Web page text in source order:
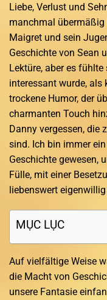
Liebe, Verlust und
manchmal übermäßig
Maigret und sein
Geschichte von Sean
Lektüre, aber es
interessant wurde, als
trockene Humor, der
charmanten Touch
Danny vergessen, die
sind. Ich bin immer
Geschichte gewesen,
Fülle, mit einer
liebenswert
MỤC LỤC
Auf vielfältige Weise
die Macht von
unsere Fantasie